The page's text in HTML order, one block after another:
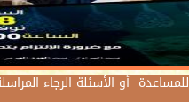
للمساعدة أو الأسئلة الرجاء